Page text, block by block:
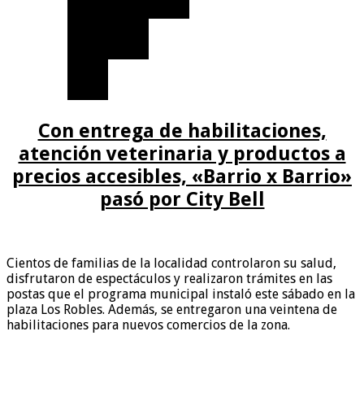
Con entrega de habilitaciones,
atención veterinaria y productos a
precios accesibles, «Barrio x Barrio»
pasó por City Bell
Cientos de familias de la localidad controlaron su salud,
disfrutaron de espectáculos y realizaron trámites en las
postas que el programa municipal instaló este sábado en la
plaza Los Robles. Además, se entregaron una veintena de
habilitaciones para nuevos comercios de la zona.